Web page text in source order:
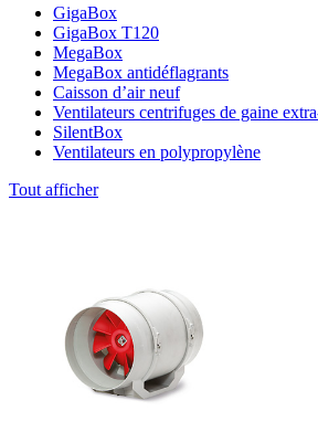
GigaBox
GigaBox T120
MegaBox
MegaBox antidéflagrants
Caisson d’air neuf
Ventilateurs centrifuges de gaine
SilentBox
Ventilateurs en polypropylène
Tout afficher